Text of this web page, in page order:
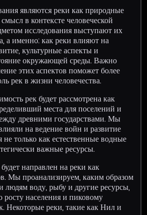
являются реки как природные
в контексте человеческой
исследования выступают их
а именно: как реки влияют на
культурные аспекты и
окружающей среды. Важно
этих аспектов поможет более
рек в жизни человечества.
рек будет рассмотрена как
места для поселений и
древними государствами. Мы
на ведение войн и развитие
не только как естественные водные
важные ресурсы.
направлен на реки как
Мы проанализируем, каким образом
людям воду, рыбу и другие ресурсы,
росту населения и пиковому
Некоторые реки, такие как Нил и